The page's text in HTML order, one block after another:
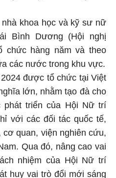
khoa học và kỹ sư nữ
Bình Dương (Hội nghị
chức hàng năm và theo
các nước trong khu vực.
được tổ chức tại Việt
lớn, nhằm tạo đà cho
phát triển của Hội Nữ trí
với các đối tác quốc tế,
quan, viện nghiên cứu,
Qua đó, nâng cao vai
nhiệm của Hội Nữ trí
huy vai trò đổi mới sáng